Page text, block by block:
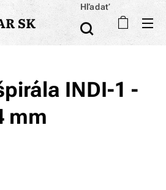
SK
Hľadať
INDI-1 -
mm